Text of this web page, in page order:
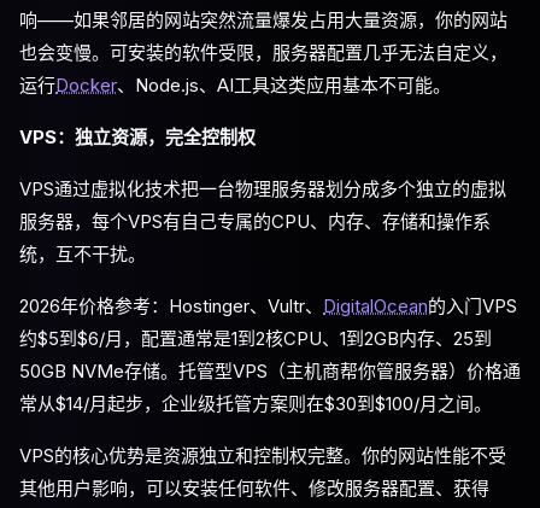
响——如果邻居的网站突然流量爆发占用大量资源，你的网站
也会变慢。可安装的软件受限，服务器配置几乎无法自定义，
运行Docker、Node.js、AI工具这类应用基本不可能。
VPS：独立资源，完全控制权
VPS通过虚拟化技术把一台物理服务器划分成多个独立的虚拟
服务器，每个VPS有自己专属的CPU、内存、存储和操作系
统，互不干扰。
2026年价格参考：Hostinger、Vultr、 DigitalOcean的入门VPS
约$5到$6/月，配置通常是1到2核CPU、1到2GB内存、25到
50GB NVMe存储。托管型VPS（主机商帮你管服务器）价格通
常从$14/月起步，企业级托管方案则在$30到$100/月之间。
VPS的核心优势是资源独立和控制权完整。你的网站性能不受
其他用户影响，可以安装任何软件、修改服务器配置、获得